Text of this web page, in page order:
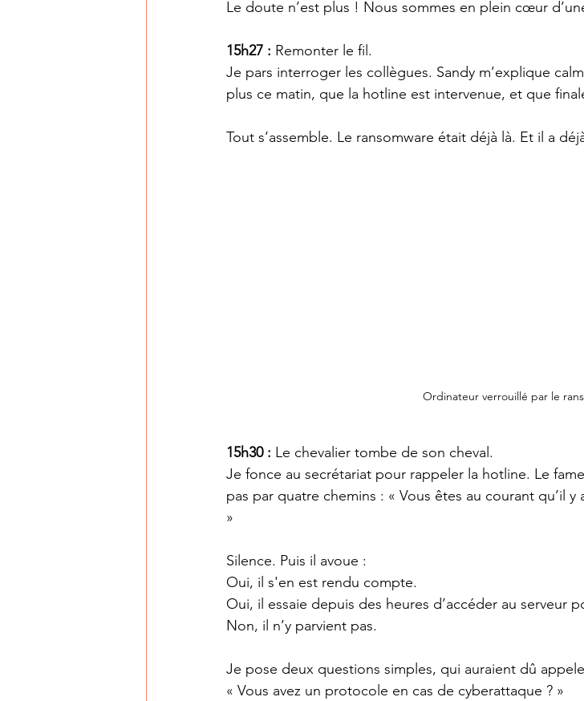
Le doute n’est plus ! Nous sommes en plein cœur
15h27 : Remonter le fil.
Je pars interroger les collègues. Sandy m’explique
plus ce matin, que la hotline est intervenue, et que
Tout s’assemble. Le ransomware était déjà là. Et il a
Ordinateur verrouillé par le
15h30 : Le chevalier tombe de son cheval.
Je fonce au secrétariat pour rappeler la hotline. Le
pas par quatre chemins : « Vous êtes au courant qu’il
»
Silence. Puis il avoue :
Oui, il s'en est rendu compte.
Oui, il essaie depuis des heures d’accéder au serveur
Non, il n’y parvient pas.
Je pose deux questions simples, qui auraient dû
« Vous avez un protocole en cas de cyberattaque ? »